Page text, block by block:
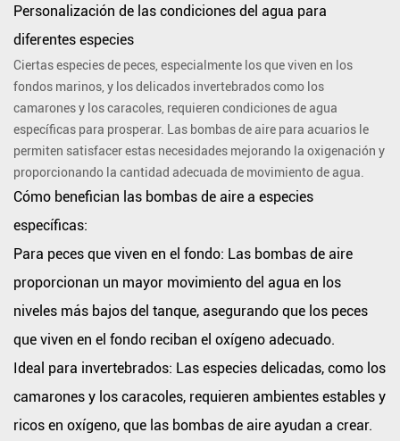
aire
a
especies
específicas:
Beneficios
clave:
6.
Energéticamente
y
rentable
Aireación
de
acuario
económica
qué
las
Personalización de las condiciones del agua para
diferentes especies
Ciertas especies de peces, especialmente los que viven en los
fondos marinos, y los delicados invertebrados como los
camarones y los caracoles, requieren condiciones de agua
específicas para prosperar. Las bombas de aire para acuarios le
permiten satisfacer estas necesidades mejorando la oxigenación y
proporcionando la cantidad adecuada de movimiento de agua.
Cómo benefician las bombas de aire a especies
específicas:
Para peces que viven en el fondo: Las bombas de aire
proporcionan un mayor movimiento del agua en los
niveles más bajos del tanque, asegurando que los peces
que viven en el fondo reciban el oxígeno adecuado.
Ideal para invertebrados: Las especies delicadas, como los
camarones y los caracoles, requieren ambientes estables y
ricos en oxígeno, que las bombas de aire ayudan a crear.